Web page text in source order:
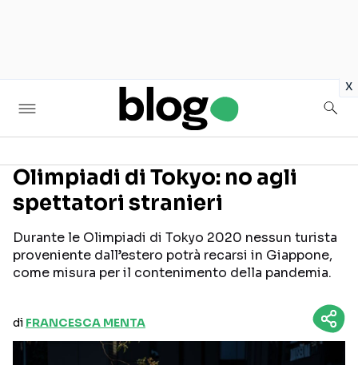
x
Seguici sui social
Olimpiadi di Tokyo: no agli
spettatori stranieri
Durante le Olimpiadi di Tokyo 2020 nessun turista
proveniente dall’estero potrà recarsi in Giappone,
come misura per il contenimento della pandemia.
di FRANCESCA MENTA